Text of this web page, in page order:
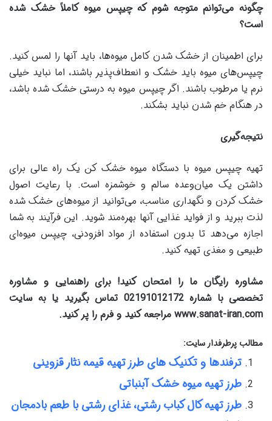
چگونه می‌توانم متوجه شوم که چیپس میوه کاملاً خشک شده
است؟
برای اطمینان از خشک شدن کامل میوه‌ها، باید آنها را لمس کنید.
چیپس‌های میوه باید خشک و انعطاف‌پذیر باشند، اما نباید خیلی
نرم یا مرطوب باشند. اگر چیپس میوه به درستی خشک شده باشد،
در هنگام خم شدن نباید بشکند.
نتیجه‌گیری
تهیه چیپس میوه با دستگاه میوه خشک کن یک راه عالی برای
داشتن یک میان‌وعده سالم و خوشمزه است. با رعایت اصول
خشک کردن و نگهداری مناسب، می‌توانید از میوه‌های خشک شده
لذت ببرید و از فواید غذایی آنها بهره‌مند شوید. این فرآیند به شما
اجازه می‌دهد تا بدون استفاده از مواد افزودنی، چیپس میوه‌ای
طبیعی و مغذی تهیه کنید.
مشاوره رایگان ما را امتحان کنید! برای راهنمایی و مشاوره
تخصصی با شماره 02191012172 تماس بگیرید یا به سایت
www.sanat-iran.com مراجعه کنید و فرم را پر کنید.
مطالب پرطرفدار سایت:
ترفندها و تکنیک های طرز تهیه قیمه نثار قزوینی
طرز تهیه میوه خشک آبنباتی
طرز تهیه کال کباب رشتی، غذای رشتی با طعم بادمجان